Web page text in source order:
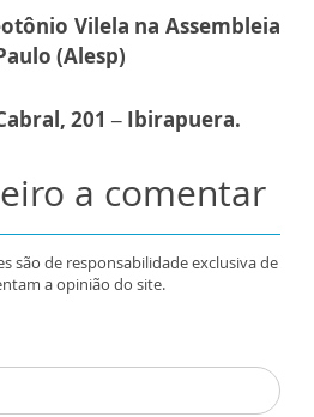
Vilela na Assembleia
(Alesp)
201 – Ibirapuera.
a comentar
são de responsabilidade exclusiva de
a opinião do site.